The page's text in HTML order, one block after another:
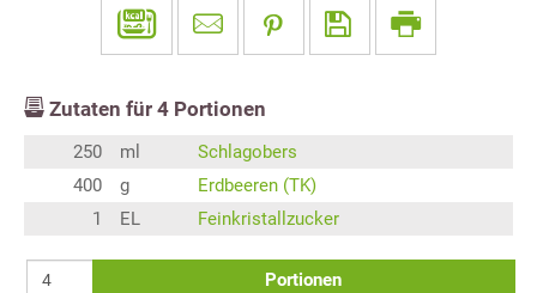
Zutaten für 4 Portionen
250 ml
Schlagobers
400
g
Erdbeeren (TK)
1
EL Feinkristallzucker
Portionen